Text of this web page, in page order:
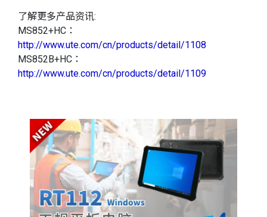
了解更多产品资讯:
MS852+HC：
http://www.ute.com/cn/products/detail/1108
MS852B+HC：
http://www.ute.com/cn/products/detail/1109